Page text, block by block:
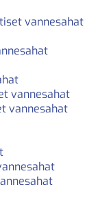
vannesahat
vannesahat
vannesahat